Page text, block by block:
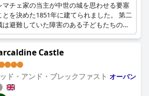
チェ家の当主が中世の城を思わせる要塞
を決めた1851年に建てられました。 第二
避難していた障害のある子どもたちの避
た。 1952年に歴史的重要性からグレード
には実写ファンタジーゲームの会場とし
議や結婚式の会場として使用されました。
城を購入し、現在の荘厳なホテルに変え
Castle
ド・アンド・ブレックファスト オーバン